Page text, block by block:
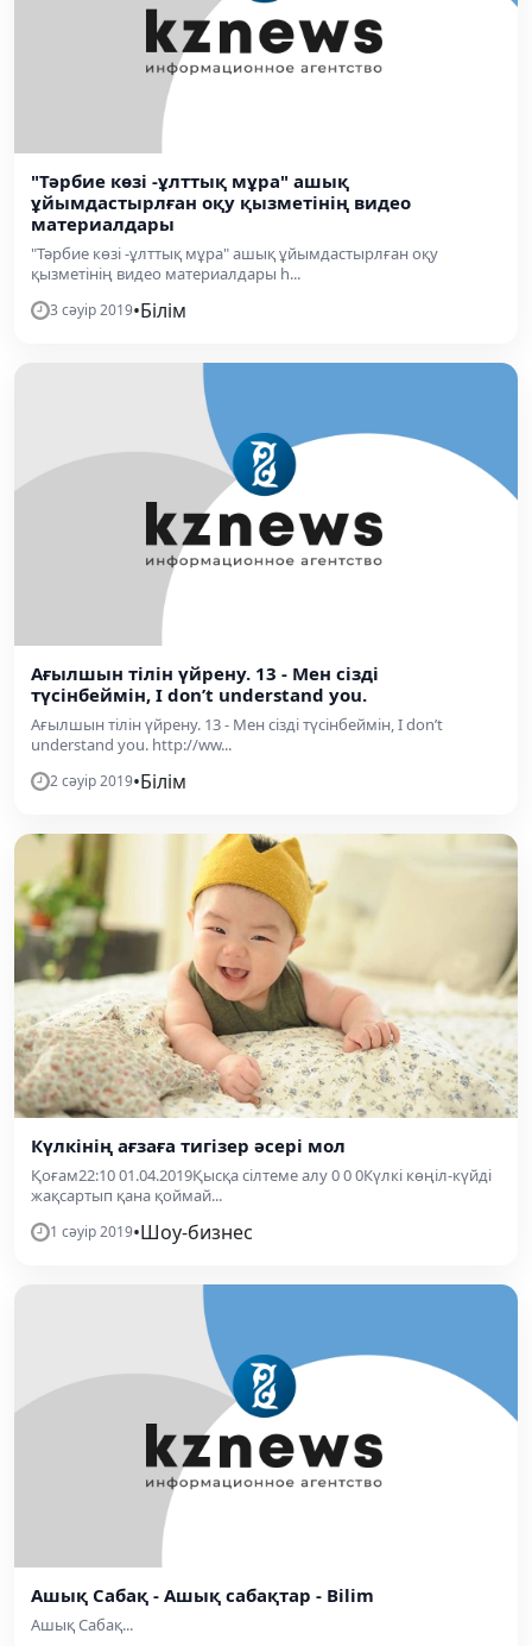
"Тәрбие көзі -ұлттық мұра" ашық
ұйымдастырлған оқу қызметінің видео
материалдары
"Тәрбие көзі -ұлттық мұра" ашық ұйымдастырлған оқу
қызметінің видео материалдары h...
3 сәуір 2019•Білім
Ағылшын тілін үйрену. 13 - Мен сізді
түсінбеймін, I don’t understand you.
Ағылшын тілін үйрену. 13 - Мен сізді түсінбеймін, I don’t
understand you. http://ww...
2 сәуір 2019•Білім
Күлкінің ағзаға тигізер әсері мол
Қоғам22:10 01.04.2019Қысқа сілтеме алу 0 0 0Күлкі көңіл-күйді
жақсартып қана қоймай...
1 сәуір 2019•Шоу-бизнес
Ашық Сабақ - Ашық сабақтар - Bilim
Ашық Сабақ...